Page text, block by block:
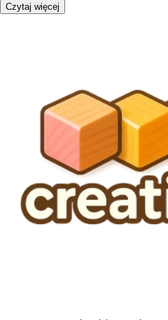
Czytaj więcej